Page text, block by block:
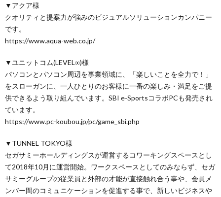
▼アクア様
クオリティと提案力が強みのビジュアルソリューションカンパニー
です。
https://www.aqua-web.co.jp/
▼ユニットコム(LEVEL∞)様
パソコンとパソコン周辺を事業領域に、「楽しいことを全力で！」
をスローガンに、一人ひとりのお客様に一番の楽しみ・満足をご提
供できるよう取り組んでいます。SBI e-SportsコラボPCも発売され
ています。
https://www.pc-koubou.jp/pc/game_sbi.php
▼TUNNEL TOKYO様
セガサミーホールディングスが運営するコワーキングスペースとし
て2018年10月に運営開始。ワークスペースとしてのみならず、セガ
サミーグループの従業員と外部の才能が直接触れ合う事や、会員メ
ンバー間のコミュニケーションを促進する事で、新しいビジネスや